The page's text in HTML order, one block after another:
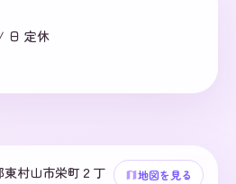
日 定休
東村山市栄町２丁
地図を見る